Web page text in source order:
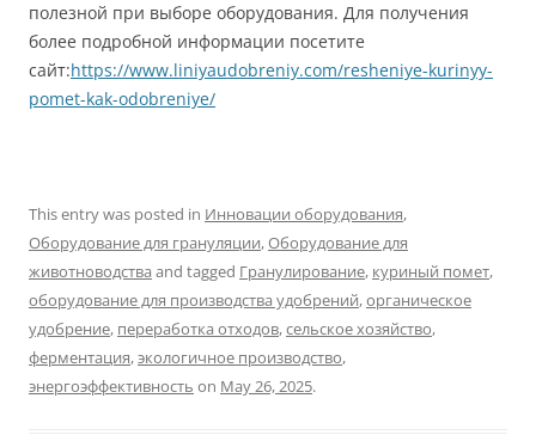
полезной при выборе оборудования. Для получения
более подробной информации посетите
сайт:https://www.liniyaudobreniy.com/resheniye-kurinyy-
pomet-kak-odobreniye/
This entry was posted in Инновации оборудования,
Оборудование для грануляции,Оборудование для
животноводства and tagged Гранулирование, куриный помет,
оборудование для производства удобрений,органическое
удобрение, переработка отходов,сельское хозяйство,
ферментация,экологичное производство,
энергоэффективность on May 26, 2025.